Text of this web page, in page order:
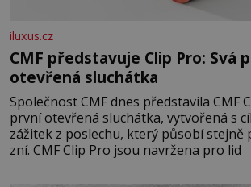
iluxus.cz
CMF představuje Clip Pro: Svá
otevřená sluchátka
Společnost CMF dnes představila CMF
první otevřená sluchátka, vytvořená s
zážitek z poslechu, který působí stejně
zní. CMF Clip Pro jsou navržena pro lid